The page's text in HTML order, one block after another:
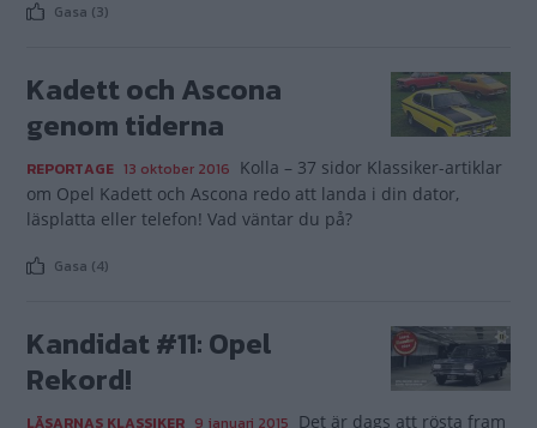
Gasa (3)
Kadett och Ascona
genom tiderna
REPORTAGE 13 oktober 2016 Kolla – 37 sidor Klassiker-artiklar
om Opel Kadett och Ascona redo att landa i din dator,
läsplatta eller telefon! Vad väntar du på?
Gasa (4)
Kandidat #11: Opel
Rekord!
LÄSARNAS KLASSIKER 9 januari 2015 Det är dags att rösta fram